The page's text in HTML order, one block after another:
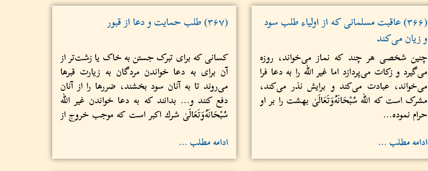
(۳۶۶) عاقبت مسلمانی که از اولیاء طلب سود
و زیان می‌کند
چنین شخصی هر چند که نماز می‌خواند، روزه
می‌گیرد و زکات می‌پردازد اما غير الله را به دعا فرا
می‌خواند، عبادت می‌کند و برایش نذر می‌کند،
مشرک است که الله سُبْحَانَهُ‌وَتَعَالَىٰ بهشت را بر او
حرام نموده...
ادامه مطلب …
(۳۶۷) طلب حمایت و دعا از قبور
کسانی‌ که برای تبرک جستن به خاک یا زشت‌تر از
آن برای به دعا خواندن مردگان به زیارت قبرها
می‌روند تا به آنان سود بخشند، ضررها را از آنان
دفع کنند و... بدانند که به دعا خواندن غیر الله
سُبْحَانَهُ‌وَتَعَالَىٰ شرك اكبر است که موجب خروج از
ادامه مطلب …